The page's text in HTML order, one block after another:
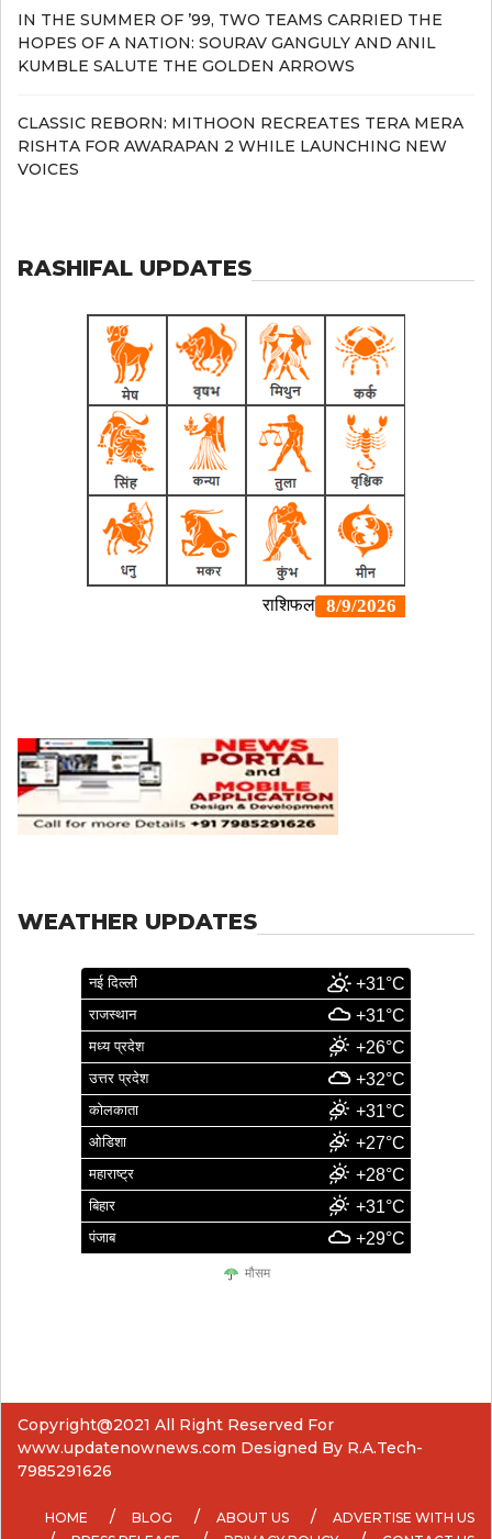
IN THE SUMMER OF ’99, TWO TEAMS CARRIED THE
HOPES OF A NATION: SOURAV GANGULY AND ANIL
KUMBLE SALUTE THE GOLDEN ARROWS
CLASSIC REBORN: MITHOON RECREATES TERA MERA
RISHTA FOR AWARAPAN 2 WHILE LAUNCHING NEW
VOICES
RASHIFAL UPDATES
WEATHER UPDATES
नई दिल्ली +31°C
राजस्थान +31°C
मध्य प्रदेश +26°C
उत्तर प्रदेश +32°C
कोलकाता +31°C
ओडिशा +27°C
महाराष्ट्र +28°C
बिहार +31°C
पंजाब +29°C
मौसम
Copyright@2021 All Right Reserved For
www.updatenownews.com Designed By R.A.Tech-
7985291626
HOME BLOG ABOUT US
ADVERTISE WITH US